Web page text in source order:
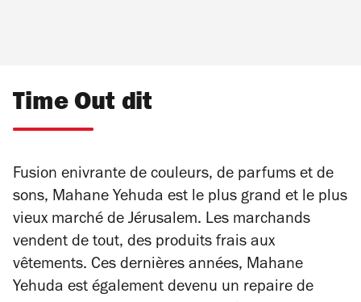
Time Out dit
Fusion enivrante de couleurs, de parfums et de
sons, Mahane Yehuda est le plus grand et le plus
vieux marché de Jérusalem. Les marchands
vendent de tout, des produits frais aux
vêtements. Ces dernières années, Mahane
Yehuda est également devenu un repaire de